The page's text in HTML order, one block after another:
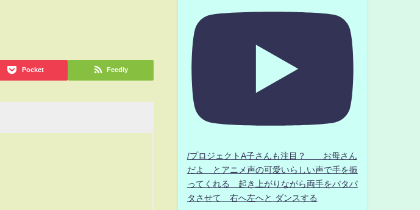
Pocket Feedly
/プロジェクトA子さんも注目？ お母さん
だよ とアニメ声の可愛いらしい声で手を振
ってくれる 起き上がりながら両手をパタパ
タさせて 右へ左へと ダンスする